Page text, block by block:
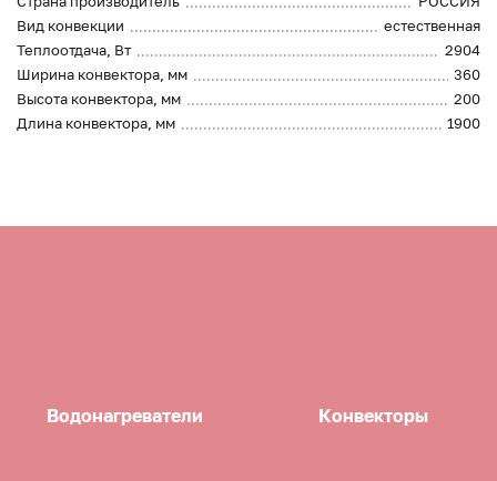
Вид конвекции
естественная
Теплоотдача, Вт
2904
Ширина конвектора, мм
360
Высота конвектора, мм
200
Длина конвектора, мм
1900
Водонагреватели Конвекторы